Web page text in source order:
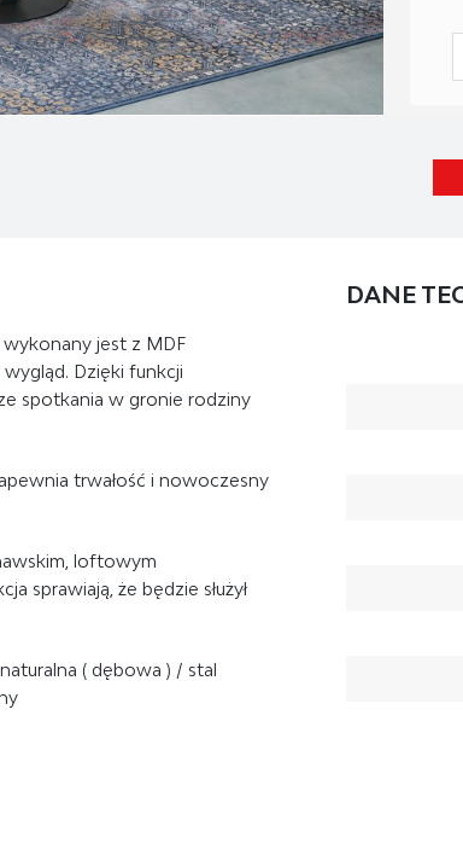
wykonany jest z MDF
Dzięki funkcji
spotkania w gronie rodziny
trwałość i nowoczesny
loftowym
sprawiają, że będzie służył
naturalna ( dębowa ) / stal
DANE